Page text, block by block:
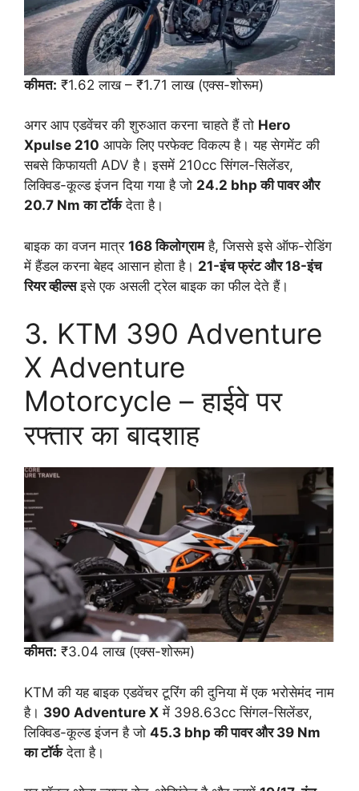
कीमत: ₹1.62 लाख – ₹1.71 लाख (एक्स-शोरूम)
अगर आप एडवेंचर की शुरुआत करना चाहते हैं तो Hero
Xpulse 210 आपके लिए परफेक्ट विकल्प है। यह सेगमेंट की
सबसे किफायती ADV है। इसमें 210cc सिंगल-सिलेंडर,
लिक्विड-कूल्ड इंजन दिया गया है जो 24.2 bhp की पावर और
20.7 Nm का टॉर्कदेता है।
बाइक का वजन मात्र 168 किलोग्रामहै, जिससे इसे ऑफ-रोडिंग
में हैंडल करना बेहद आसान होता है। 21-इंच फ्रंट और 18-इंच
रियर व्हील्सइसे एक असली ट्रेल बाइक का फील देते हैं।
3. KTM 390 Adventure
X Adventure
Motorcycle – हाईवे पर
रफ्तार का बादशाह
कीमत: ₹3.04 लाख (एक्स-शोरूम)
KTM की यह बाइक एडवेंचर टूरिंग की दुनिया में एक भरोसेमंद नाम
है। 390 Adventure X में 398.63cc सिंगल-सिलेंडर,
लिक्विड-कूल्ड इंजन है जो 45.3 bhp की पावर और 39 Nm
का टॉर्कदेता है।